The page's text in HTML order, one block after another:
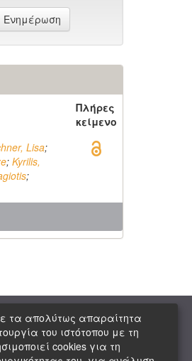
Πλήρες
κείμενο
Lisa;
; Kyrilis,
;
| Copyright © 2026 ΕΙΕ
τα απολύτως απαραίτητα
του ιστότοπου με τη
cookies για τη